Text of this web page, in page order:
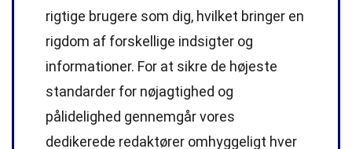
rigtige brugere som dig, hvilket bringer en
rigdom af forskellige indsigter og
informationer. For at sikre de højeste
standarder for nøjagtighed og
pålidelighed gennemgår vores
dedikerede redaktører omhyggeligt hver